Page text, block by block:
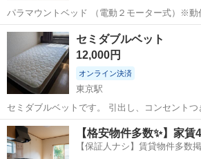
パラマウントベッド （電動２モーター式）※動
ましたが、買替えの為出品です。 ⚪︎ベッド本体 ⚪︎ベッド柵２点 にな
ります。 現状渡しかつ、ご自身でお持ち帰りしていただける方のみで
お願いします。※施設...
大分 大分市 幸崎駅 ベッド
セミダブルベット
12,000円
オンライン決済
東京駅
セミダブルベットです。 引出し、コンセントつ
大分 中津市 東京駅 ベッド ダブ
【格安物件多数✨】家
【保証人ナシ】賃貸物件多数掲